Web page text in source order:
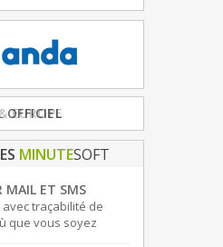
EUROPE
MINUTESOFT
MAIL ET SMS
traçabilité de
que vous soyez